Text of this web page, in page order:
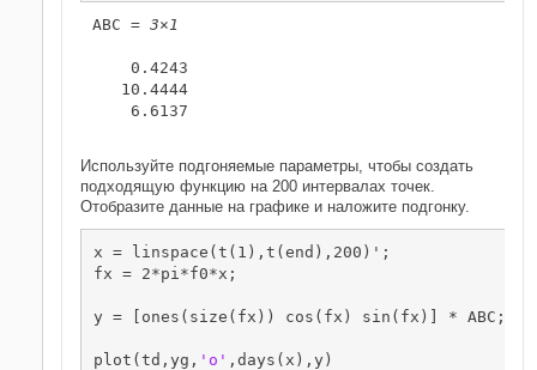
ABC = 3×1
    0.4243
   10.4444
    6.6137
Используйте подгоняемые параметры, чтобы создать
подходящую функцию на 200 интервалах точек.
Отобразите данные на графике и наложите подгонку.
x = linspace(t(1),t(end),200)';
fx = 2*pi*f0*x;
y = [ones(size(fx)) cos(fx) sin(fx)] * ABC;
plot(td,yg, 'o' ,days(x),y)